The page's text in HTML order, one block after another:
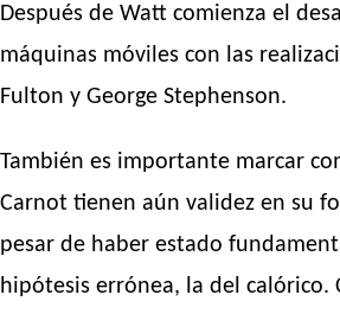
Después de Watt comienza el
máquinas móviles con las
Fulton y George Stephenson.
También es importante marcar
Carnot tienen aún validez en su
pesar de haber estado
hipótesis errónea, la del